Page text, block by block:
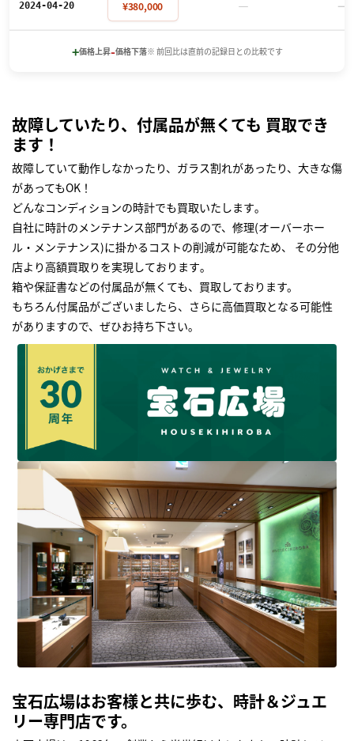
2024-04-20 ¥380,000 － －
+価格上昇-価格下落※ 前回比は直前の記録日との比較です
故障していたり、付属品が無くても 買取でき
ます！
故障していて動作しなかったり、ガラス割れがあったり、大きな傷
があってもOK！
どんなコンディションの時計でも買取いたします｡
自社に時計のメンテナンス部門があるので、修理(オーバーホー
ル・メンテナンス)に掛かるコストの削減が可能なため、 その分他
店より高額買取りを実現しております｡
箱や保証書などの付属品が無くても、買取しております。
もちろん付属品がございましたら、さらに高価買取となる可能性
がありますので、ぜひお持ち下さい｡
宝石広場はお客様と共に歩む、時計＆ジュエ
リー専門店です。